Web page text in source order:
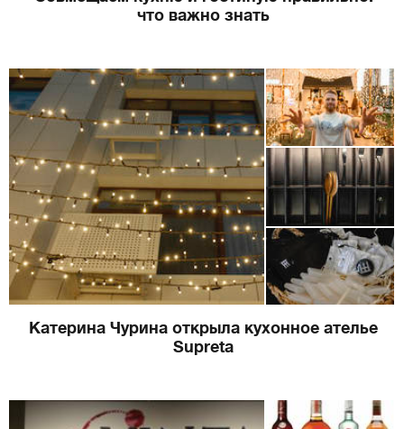
что важно знать
Катерина Чурина открыла кухонное ателье
Supreta